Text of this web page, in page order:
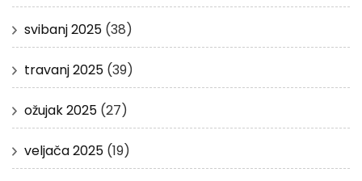
svibanj 2025 (38)
travanj 2025 (39)
ožujak 2025 (27)
veljača 2025 (19)